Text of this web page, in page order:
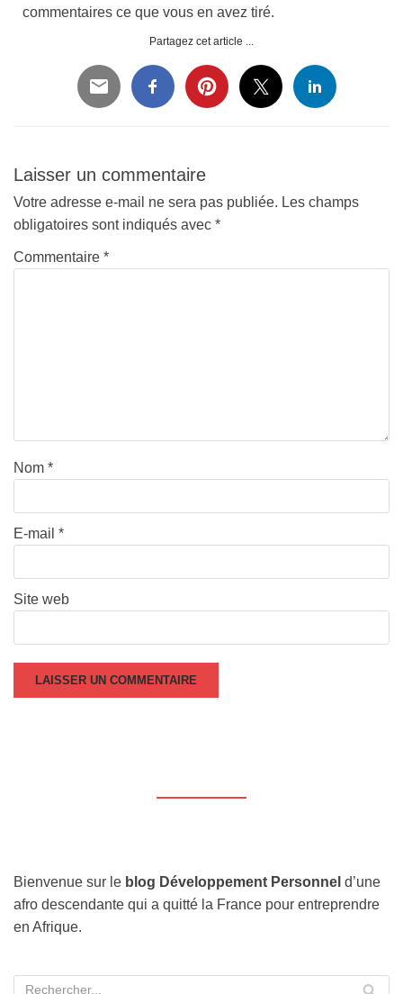
commentaires ce que vous en avez tiré.
Partagez cet article ...
Laisser un commentaire
Votre adresse e-mail ne sera pas publiée. Les champs
obligatoires sont indiqués avec *
Commentaire *
Nom *
E-mail *
Site web
Bienvenue sur le blog Développement Personnel d’une
afro descendante qui a quitté la France pour entreprendre
en Afrique.